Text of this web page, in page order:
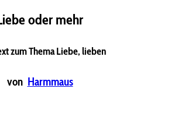
oder mehr
zum Thema Liebe, lieben
von Harmmaus